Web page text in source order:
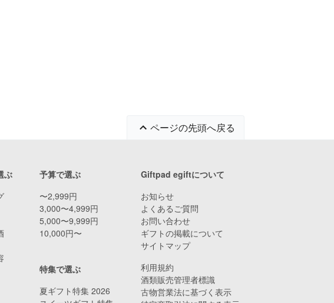
ページの先頭へ戻る
予算で選ぶ
〜2,999円
3,000〜4,999円
5,000〜9,999円
10,000円〜
ぶ
特集で選ぶ
夏ギフト特集 2026
Giftpad egiftについて
お知らせ
よくあるご質問
お問い合わせ
ギフトの掲載について
サイトマップ
利用規約
酒類販売管理者標識
古物営業法に基づく表示